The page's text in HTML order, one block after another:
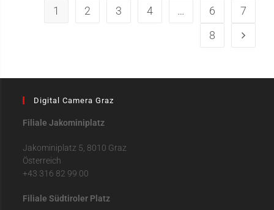
1 2 3 4 … 6
7
8
Digital Camera Graz
Filiale Jakominiplatz
Jakominiplatz 5, 8010 Graz
Österreich
+43 316 82 99 00
Filiale Südtiroler Platz